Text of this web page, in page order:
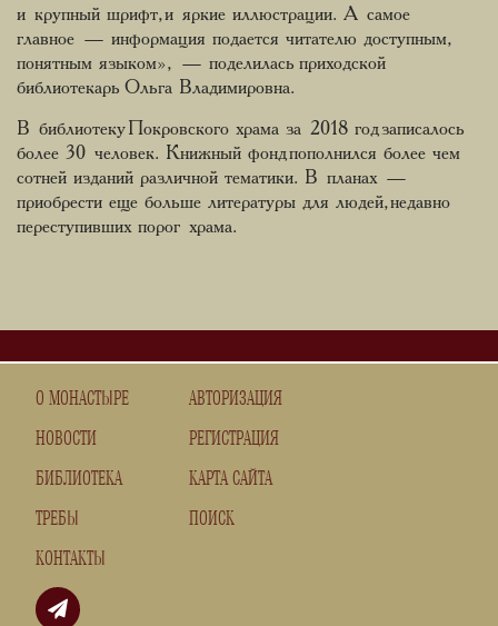
и крупный шрифт, и яркие иллюстрации. А самое
главное — информация подается читателю доступным,
понятным языком», — поделилась приходской
библиотекарь Ольга Владимировна.
В библиотеку Покровского храма за 2018 год записалось
более 30 человек. Книжный фонд пополнился более чем
сотней изданий различной тематики. В планах —
приобрести еще больше литературы для людей, недавно
переступивших порог храма.
О МОНАСТЫРЕ
НОВОСТИ
БИБЛИОТЕКА
ТРЕБЫ
КОНТАКТЫ
АВТОРИЗАЦИЯ
РЕГИСТРАЦИЯ
КАРТА САЙТА
ПОИСК